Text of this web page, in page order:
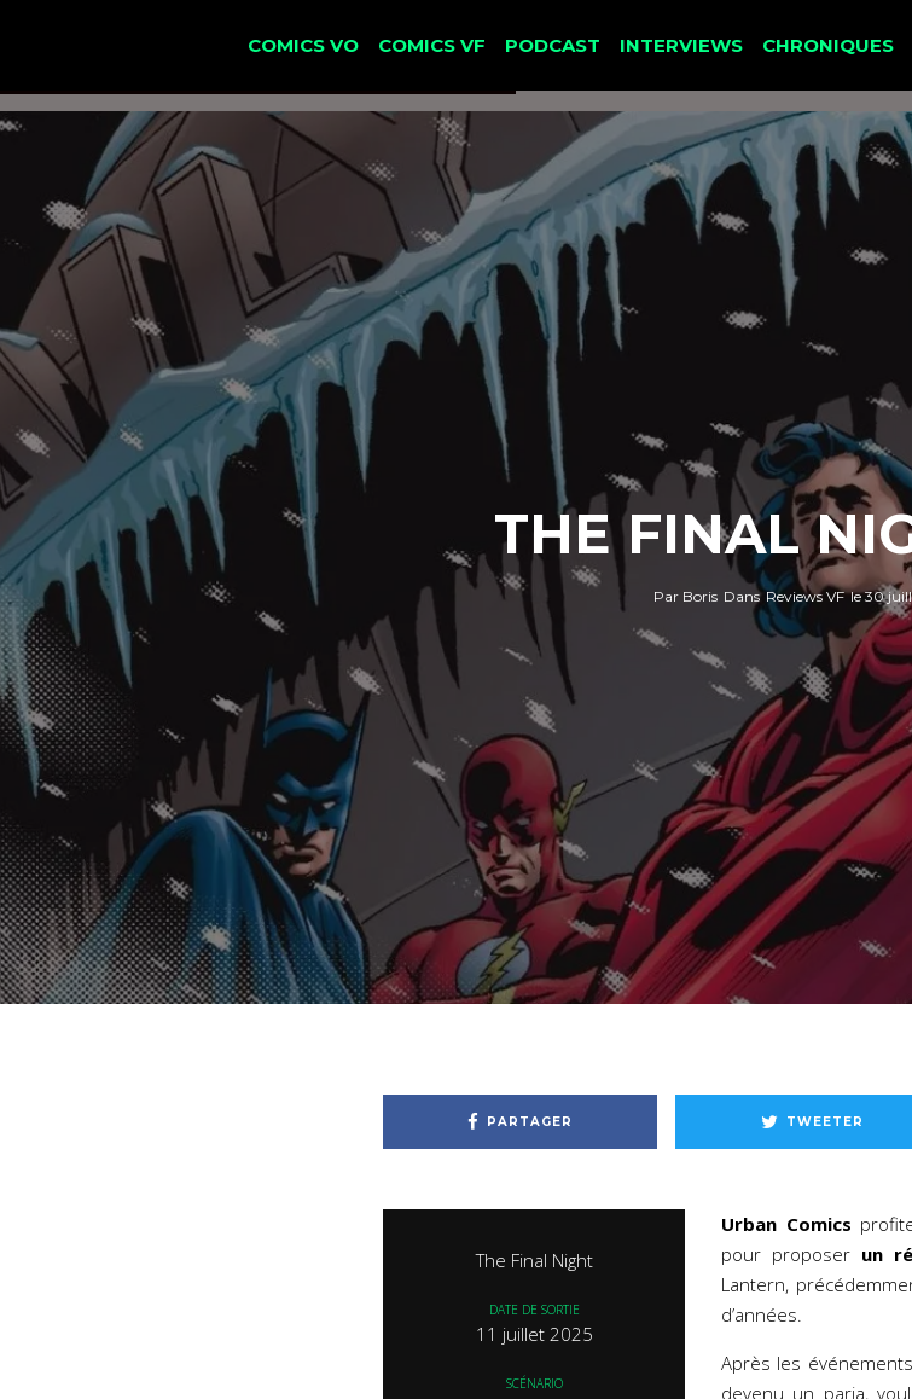
COMICS VO COMICS VF PODCAST INTERVIEWS CHRONIQUES
THE FINAL
Par Boris Dans Reviews VF le30
PARTAGER TWEETER
The Final Night
DATE DE SORTIE
11 juillet 2025
SCÉNARIO
Urban Comics
pour proposer un
Lantern,
d’années.
Après les événements
devenu un paria,